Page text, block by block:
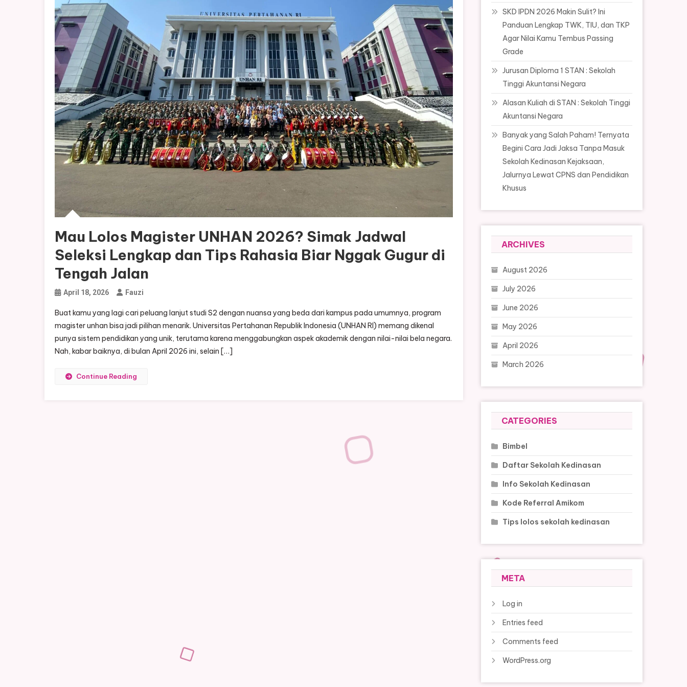
Mau Lolos Magister UNHAN 2026? Simak Jadwal
Seleksi Lengkap dan Tips Rahasia Biar Nggak Gugur di
Tengah Jalan
April 18, 2026 Fauzi
Buat kamu yang lagi cari peluang lanjut studi S2 dengan nuansa yang beda dari kampus pada umumnya, program
magister unhan bisa jadi pilihan menarik. Universitas Pertahanan Republik Indonesia (UNHAN RI) memang dikenal
punya sistem pendidikan yang unik, terutama karena menggabungkan aspek akademik dengan nilai-nilai bela negara.
Nah, kabar baiknya, di bulan April 2026 ini, selain […]
Continue Reading
SKD IPDN 2026 Makin Sulit? Ini
Panduan Lengkap TWK, TIU, dan TKP
Agar Nilai Kamu Tembus Passing
Grade
Jurusan Diploma 1 STAN : Sekolah
Tinggi Akuntansi Negara
Alasan Kuliah di STAN : Sekolah Tinggi
Akuntansi Negara
Banyak yang Salah Paham! Ternyata
Begini Cara Jadi Jaksa Tanpa Masuk
Sekolah Kedinasan Kejaksaan,
Jalurnya Lewat CPNS dan Pendidikan
Khusus
ARCHIVES
August 2026
July 2026
June 2026
May 2026
April 2026
March 2026
CATEGORIES
Bimbel
Daftar Sekolah Kedinasan
Info Sekolah Kedinasan
Kode Referral Amikom
Tips lolos sekolah kedinasan
META
Log in
Entries feed
Comments feed
WordPress.org